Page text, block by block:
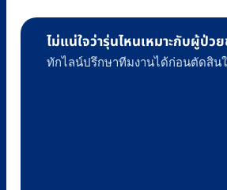
ไม่แน่ใจว่ารุ่นไหนเหมาะกับผู้ป่
ทักไลน์ปรึกษาทีมงานได้ก่อนตัดสิน